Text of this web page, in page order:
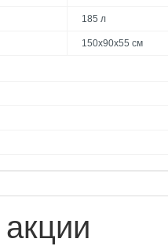
185 л
150х90х55 см